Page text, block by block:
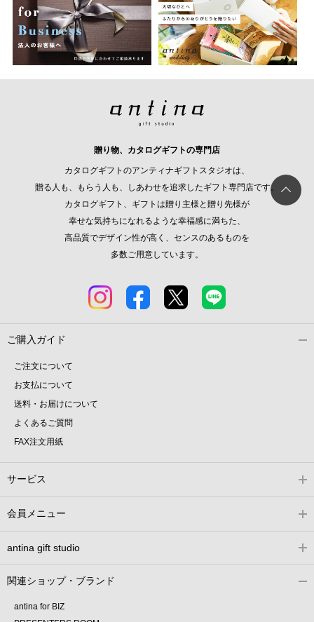
贈り物、カタログギフトの専門店
カタログギフトのアンティナギフトスタジオは、
贈る人も、もらう人も、しあわせを追求したギフト専門店です。
カタログギフト、ギフトは贈り主様と贈り先様が
幸せな気持ちになれるような幸福感に満ちた、
高品質でデザイン性が高く、センスのあるものを
多数ご用意しています。
ご購入ガイド
ご注文について
お支払について
送料・お届けについて
よくあるご質問
FAX注文用紙
サービス
会員メニュー
antina gift studio
関連ショップ・ブランド
antina for BIZ